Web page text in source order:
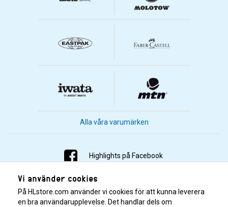
Alla våra varumärken
Highlights på Facebook
Highlights på Instagram
Highlights på Youtube
Vi använder cookies
På HLstore.com använder vi cookies för att kunna leverera
en bra användarupplevelse. Det handlar dels om